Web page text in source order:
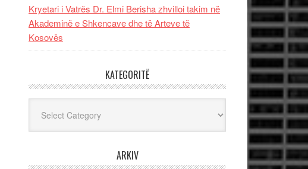
Kryetari i Vatrës Dr. Elmi Berisha zhvilloi takim në
Akademinë e Shkencave dhe të Arteve të
Kosovës
KATEGORITË
ARKIV